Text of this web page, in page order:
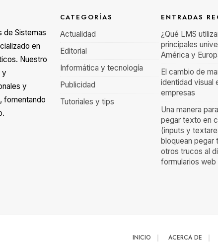
de Sistemas
en
Nuestro
y
y
fomentando
CATEGORÍAS
Actualidad
Editorial
Informática y tecnología
Publicidad
Tutoriales y tips
ENTRADAS
¿Qué LMS
principales
América y
El cambio de
identidad visual
empresas
Una manera
pegar texto en
(inputs y
bloquean pegar
otros trucos al
formularios web
INICIO ACERCA DE